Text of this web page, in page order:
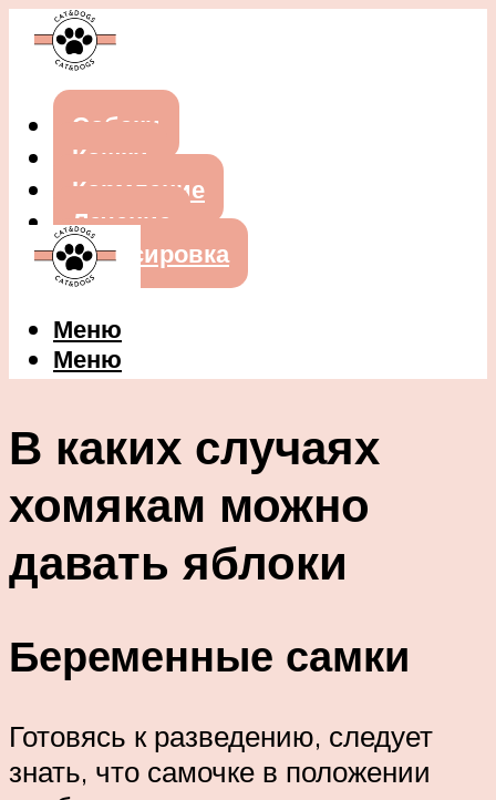
Собаки
Кошки
Кормление
Лечение
Дрессировка
Меню
Меню
В каких случаях
хомякам можно
давать яблоки
Беременные самки
Готовясь к разведению, следует
знать, что самочке в положении